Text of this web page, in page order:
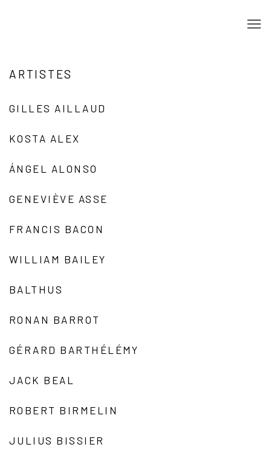
ARTISTES
GILLES AILLAUD
KOSTA ALEX
ÁNGEL ALONSO
GENEVIÈVE ASSE
FRANCIS BACON
WILLIAM BAILEY
BALTHUS
RONAN BARROT
GÉRARD BARTHÉLÉMY
JACK BEAL
ROBERT BIRMELIN
JULIUS BISSIER